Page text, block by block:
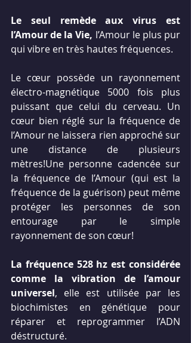
Le seul remède aux virus est
l’Amour de la Vie, l’Amour le plus pur
qui vibre en très hautes fréquences.
Le cœur possède un rayonnement
électro-magnétique 5000 fois plus
puissant que celui du cerveau. Un
cœur bien réglé sur la fréquence de
l’Amour ne laissera rien approché sur
une distance de plusieurs
mètres!Une personne cadencée sur
la fréquence de l’Amour (qui est la
fréquence de la guérison) peut même
protéger les personnes de son
entourage par le simple
rayonnement de son cœur!
La fréquence 528 hz est considérée
comme la vibration de l’amour
universel, elle est utilisée par les
biochimistes en génétique pour
réparer et reprogrammer l’ADN
déstructuré.